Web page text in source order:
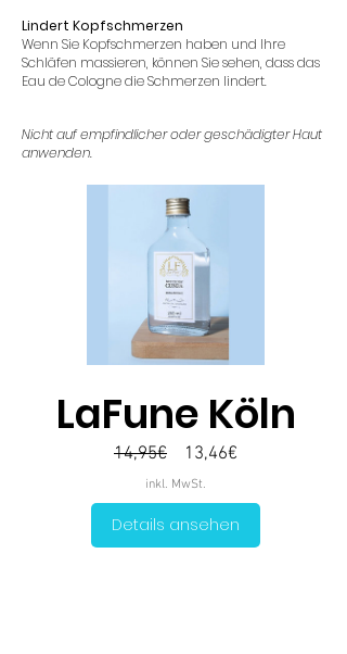
Lindert Kopfschmerzen
Wenn Sie Kopfschmerzen haben und Ihre
Schläfen massieren, können Sie sehen, dass das
Eau de Cologne die Schmerzen lindert.
Nicht auf empfindlicher oder geschädigter Haut
anwenden.
LaFune Köln
14,95€ Standardpreis
13,46€
inkl. MwSt.
Details ansehen